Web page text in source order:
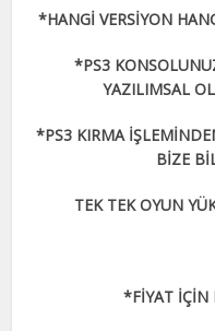
*HANGİ VERSİYON
*PS3
YAZILIMSAL
*PS3 KIRMA
BİZE
TEK TEK OYUN
*FİYAT İÇİN